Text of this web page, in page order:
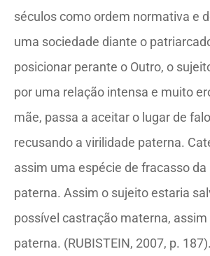
séculos como ordem normativa e
uma sociedade diante o
posicionar perante o Outro, o
por uma relação intensa e muito
mãe, passa a aceitar o lugar de
recusando a virilidade paterna.
assim uma espécie de fracasso
paterna. Assim o sujeito estaria
possível castração materna,
paterna. (RUBISTEIN, 2007, p. 187).